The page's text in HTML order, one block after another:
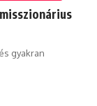
gyakran